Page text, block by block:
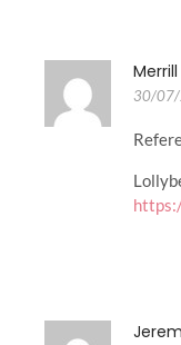
Merrill
30/